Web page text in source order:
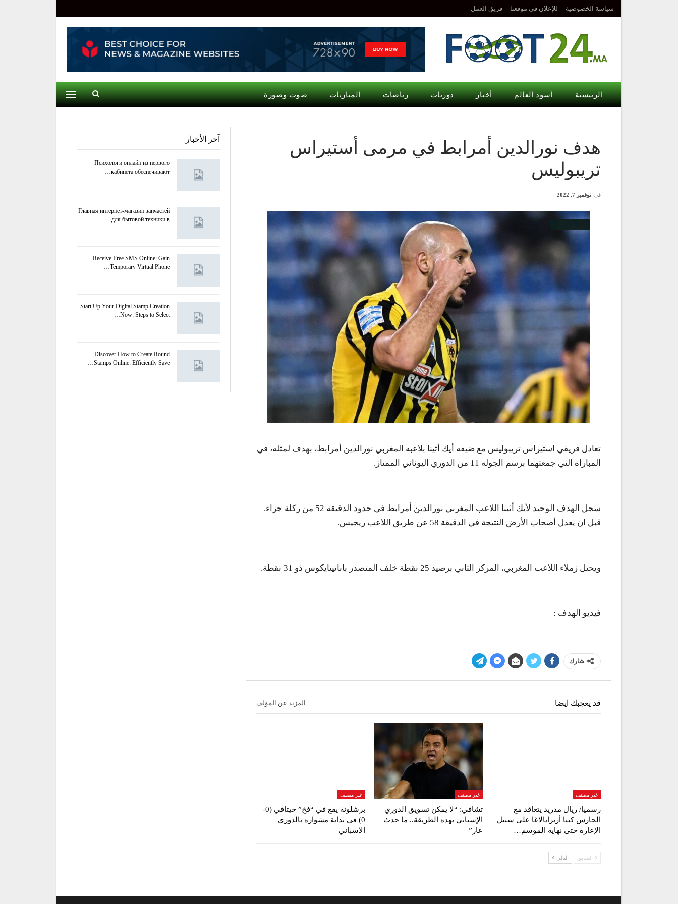
سياسة الخصوصية للإعلان في موقعنا فريق العمل
الرئيسية أسود العالم أخبار دوريات رياضات المباريات صوت وصورة
هدف نورالدين أمرابط في مرمى أستيراس
تريبوليس
في نوفمبر 7, 2022
تعادل فريقي استيراس تريبوليس مع ضيفه أيك أثينا بلاعبه المغربي نورالدين أمرابط، بهدف لمثله، في
المباراة التي جمعتهما برسم الجولة 11 من الدوري اليوناني الممتاز.
سجل الهدف الوحيد لأيك أثينا اللاعب المغربي نورالدين أمرابط في حدود الدقيقة 52 من ركلة جزاء.
قبل ان يعدل أصحاب الأرض النتيجة في الدقيقة 58 عن طريق اللاعب ريجيس.
ويحتل زملاء اللاعب المغربي، المركز الثاني برصيد 25 نقطة خلف المتصدر باناتيتايكوس ذو 31 نقطة.
فيديو الهدف :
شارك
قد يعجبك ايضا المزيد عن المؤلف
غير مصنف
رسميا/ ريال مدريد يتعاقد مع
الحارس كيبا أريزابالاغا على سبيل
الإعارة حتى نهاية الموسم…
غير مصنف
تشافي: “لا يمكن تسويق الدوري
الإسباني بهذه الطريقة.. ما حدث
عار”
غير مصنف
برشلونة يقع في “فخ” خيتافي (0-
0) في بداية مشواره بالدوري
الإسباني
السابق التالي
آخر الأخبار
Психологи онлайн из первого
кабинета обеспечивают…
Главная интернет-магазин запчастей
для бытовой техники в…
Receive Free SMS Online: Gain
Temporary Virtual Phone…
Start Up Your Digital Stamp Creation
Now: Steps to Select…
Discover How to Create Round
Stamps Online: Efficiently Save…